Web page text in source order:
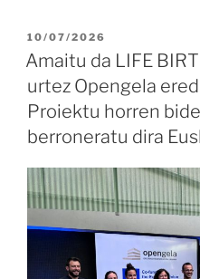
10/07/2026
Amaitu da LIFE
urtez Opengela
Proiektu horren
berroneratu dira